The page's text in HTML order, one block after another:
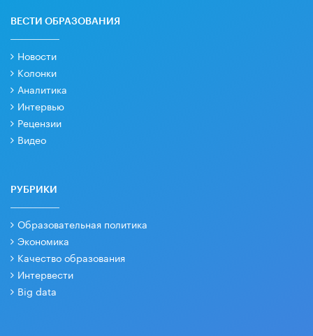
ВЕСТИ ОБРАЗОВАНИЯ
Новости
Колонки
Аналитика
Интервью
Рецензии
Видео
РУБРИКИ
Образовательная политика
Экономика
Качество образования
Интервести
Big data